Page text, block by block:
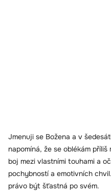
Jmenuji se Božena a v
napomíná, že se oblékám
boj mezi vlastními touhami a
pochybností a emotivních
právo být šťastná po svém.